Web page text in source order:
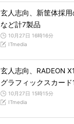
玄人志向、新筐体採
など計7製品
10月27日 16時16分
ITmedia
玄人志向、RADEON
グラフィックスカード
10月27日 15時15分
ITmedia